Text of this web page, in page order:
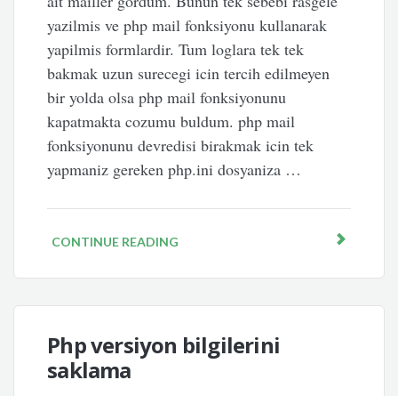
yazilmis ve php mail fonksiyonu kullanarak
yapilmis formlardir. Tum loglara tek tek
bakmak uzun surecegi icin tercih edilmeyen
bir yolda olsa php mail fonksiyonunu
kapatmakta cozumu buldum. php mail
fonksiyonunu devredisi birakmak icin tek
yapmaniz gereken php.ini dosyaniza …
CONTINUE READING
Php versiyon bilgilerini
saklama